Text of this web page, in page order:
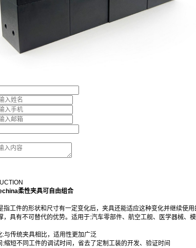
柔性夹具可自由组合
指工件的形状和尺寸有一定变化后，夹具还能适应这种变化并继续使
，具有不可替代的优势。适用于:汽车零部件、航空工舰、医学器械、
:与传统夹具相比，适用性更加广泛
:缩短不同工件的调试时间，省去了定制工装的开发、验证时间